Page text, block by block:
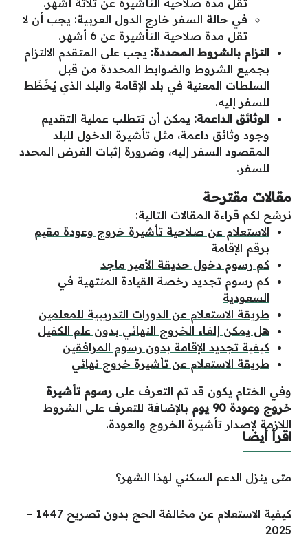
تقل مدة صلاحية التأشيرة عن ثلاثة أشهر.
في حالة السفر خارج الدول العربية: يجب أن لا
تقل مدة صلاحية التأشيرة عن 6 أشهر.
التزام بالشروط المحددة: يجب على المتقدم الالتزام
بجميع الشروط والضوابط المحددة من قبل
السلطات المعنية في بلد الإقامة والبلد الذي يُخَطَّط
للسفر إليه.
الوثائق الداعمة: يمكن أن تتطلب عملية التقديم
وجود وثائق داعمة، مثل تأشيرة الدخول للبلد
المقصود السفر إليه، وضرورة إثبات الغرض المحدد
للسفر.
مقالات مقترحة
نرشح لكم قراءة المقالات التالية:
الاستعلام عن صلاحية تأشيرة خروج وعودة مقيم
برقم الإقامة
كم رسوم دخول حديقة الأمير ماجد
كم رسوم تجديد رخصة القيادة المنتهية في
السعودية
طريقة الاستعلام عن الدورات التدريبية للمعلمين
هل يمكن إلغاء الخروج النهائي بدون علم الكفيل
كيفية تجديد الإقامة بدون رسوم المرافقين
طريقة الاستعلام عن تأشيرة خروج نهائي
وفي الختام يكون قد تم التعرف على رسوم تأشيرة
خروج وعودة 90 يوم
بالإضافة للتعرف على الشروط
اللازمة لإصدار تأشيرة الخروج والعودة.
اقرأ أيضا
متى ينزل الدعم السكني لهذا الشهر؟
كيفية الاستعلام عن مخالفة الحج بدون تصريح 1447 –
2025